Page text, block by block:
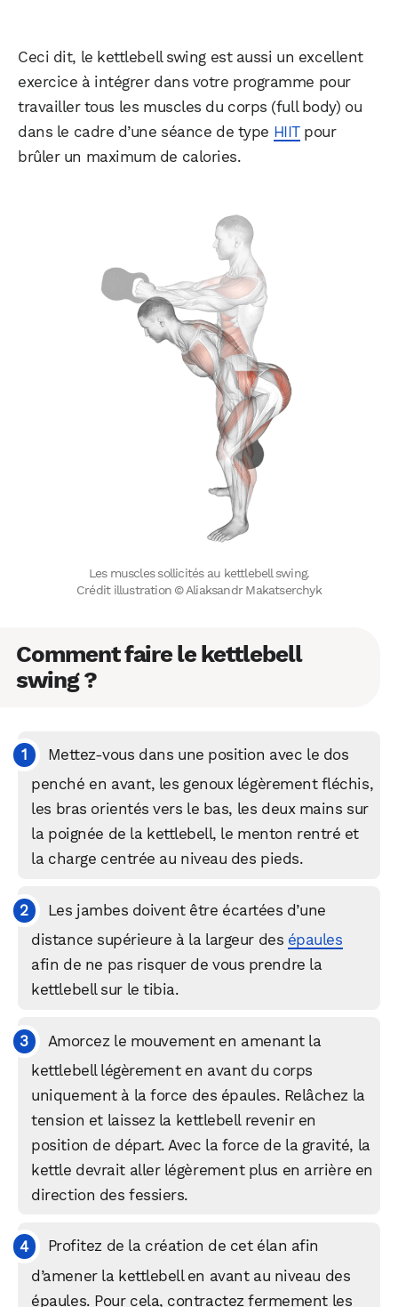
Ceci dit, le kettlebell swing est aussi un excellent
exercice à intégrer dans votre programme pour
travailler tous les muscles du corps (full body) ou
dans le cadre d’une séance de type HIITpour
brûler un maximum de calories.
Les muscles sollicités au kettlebell swing.
Crédit illustration © Aliaksandr Makatserchyk
Comment faire le kettlebell
swing ?
Mettez-vous dans une position avec le dos
penché en avant, les genoux légèrement fléchis,
les bras orientés vers le bas, les deux mains sur
la poignée de la kettlebell, le menton rentré et
la charge centrée au niveau des pieds.
Les jambes doivent être écartées d’une
distance supérieure à la largeur des épaules
afin de ne pas risquer de vous prendre la
kettlebell sur le tibia.
Amorcez le mouvement en amenant la
kettlebell légèrement en avant du corps
uniquement à la force des épaules. Relâchez la
tension et laissez la kettlebell revenir en
position de départ. Avec la force de la gravité, la
kettle devrait aller légèrement plus en arrière en
direction des fessiers.
Profitez de la création de cet élan afin
d’amener la kettlebell en avant au niveau des
épaules. Pour cela, contractez fermement les